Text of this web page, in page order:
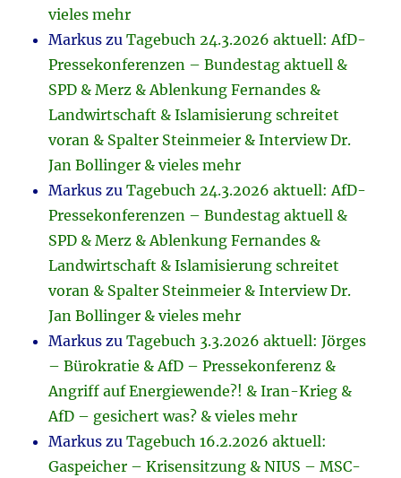
vieles mehr
Markus zuTagebuch 24.3.2026 aktuell: AfD-
Pressekonferenzen – Bundestag aktuell &
SPD & Merz & Ablenkung Fernandes &
Landwirtschaft & Islamisierung schreitet
voran & Spalter Steinmeier & Interview Dr.
Jan Bollinger & vieles mehr
Markus zuTagebuch 24.3.2026 aktuell: AfD-
Pressekonferenzen – Bundestag aktuell &
SPD & Merz & Ablenkung Fernandes &
Landwirtschaft & Islamisierung schreitet
voran & Spalter Steinmeier & Interview Dr.
Jan Bollinger & vieles mehr
Markus zuTagebuch 3.3.2026 aktuell: Jörges
– Bürokratie & AfD – Pressekonferenz &
Angriff auf Energiewende?! & Iran-Krieg &
AfD – gesichert was? & vieles mehr
Markus zuTagebuch 16.2.2026 aktuell:
Gaspeicher – Krisensitzung & NIUS – MSC-